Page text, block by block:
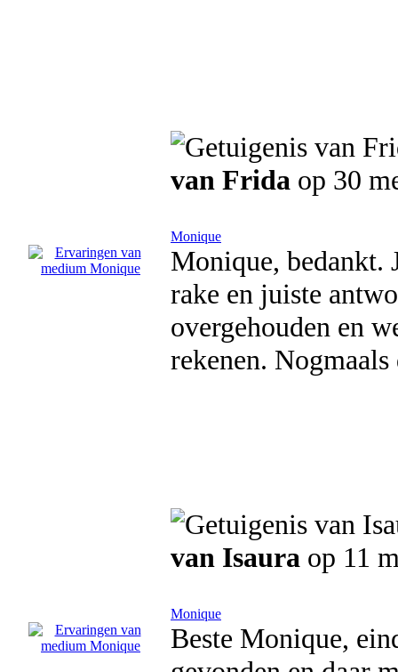
van Frida op 30
Monique
Monique, bedankt.
rake en juiste
overgehouden en
rekenen. Nogmaals
van Isaura op 11
Monique
Beste Monique,